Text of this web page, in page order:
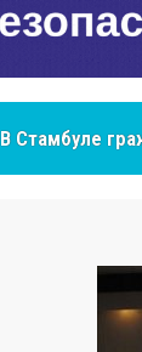
В Стамбуле
NCS Jeans: